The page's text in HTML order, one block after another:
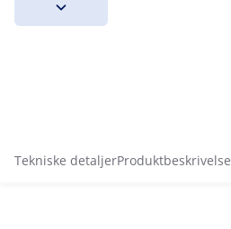
Tekniske detaljerProduktbeskrivelse